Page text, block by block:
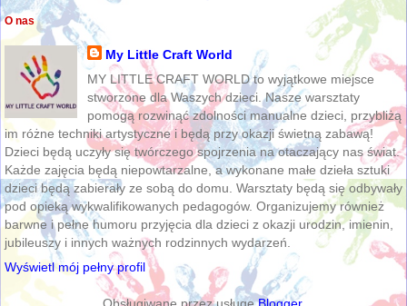
O nas
My Little Craft World
MY LITTLE CRAFT WORLD to wyjątkowe miejsce
stworzone dla Waszych dzieci. Nasze warsztaty
pomogą rozwinąć zdolności manualne dzieci, przybliżą
im różne techniki artystyczne i będą przy okazji świetną zabawą!
Dzieci będą uczyły się twórczego spojrzenia na otaczający nas świat.
Każde zajęcia będą niepowtarzalne, a wykonane małe dzieła sztuki
dzieci będą zabierały ze sobą do domu. Warsztaty będą się odbywały
pod opieką wykwalifikowanych pedagogów. Organizujemy również
barwne i pełne humoru przyjęcia dla dzieci z okazji urodzin, imienin,
jubileuszy i innych ważnych rodzinnych wydarzeń.
Wyświetl mój pełny profil